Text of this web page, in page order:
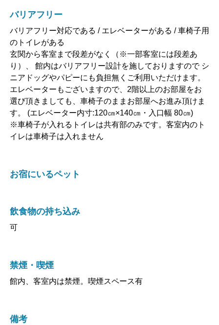
バリアフリー
バリアフリー対応である / エレベーターがある / 車椅子用
のトイレがある
玄関から客室まで段差がなく（※一部客室には段差あ
り）、 館内はバリアフリー設計を施しておりますので シ
ニアドッグやパピーにも負担無くご利用いただけます。
エレベーターもございますので、2階以上のお部屋をお
選び頂きましても、車椅子のままお部屋へお進み頂けま
す。 (エレベーター内寸:120㎝×140㎝・入口幅 80㎝)
※車椅子が入れるトイレは共有部のみです。客室内のト
イレは車椅子は入れません
お宿にいるペット
飲食物の持ち込み
可
禁煙・喫煙
館内、客室内は禁煙。喫煙スペース有
備考